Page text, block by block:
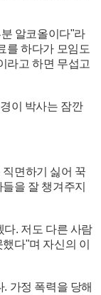
알코올이다"라
를 하다가 모임도
라고 하면 무섭고
이 박사는 잠깐
면하기 싫어 꾹
을 잘 챙겨주지
다. 저도 다른 사람
다"며 자신의 이
가정 폭력을 당해